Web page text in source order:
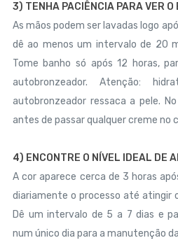
3) TENHA PACIÊNCIA PARA VER O
As mãos podem ser lavadas logo
dê ao menos um intervalo de 20
Tome banho só após 12 horas,
autobronzeador. Atenção:
autobronzeador ressaca a pele.
antes de passar qualquer creme no
4) ENCONTRE O NÍVEL IDEAL DE
A cor aparece cerca de 3 horas
diariamente o processo até atingir
Dê um intervalo de 5 a 7 dias e
num único dia para a manutenção